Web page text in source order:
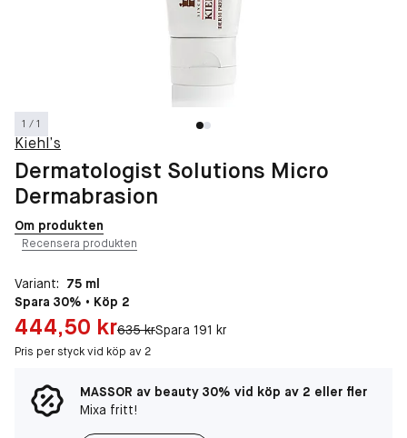
1 / 1
Kiehl’s
Dermatologist Solutions Micro
Dermabrasion
Om produkten
Recensera produkten
Variant: 75 ml
Spara 30% • Köp 2
Pris: 444,50 kr
444,50 krOriginal pris:
635 krSpara 191 kr
Pris per styck vid köp av 2
MASSOR av beauty 30% vid köp av 2 eller fler
Mixa fritt!